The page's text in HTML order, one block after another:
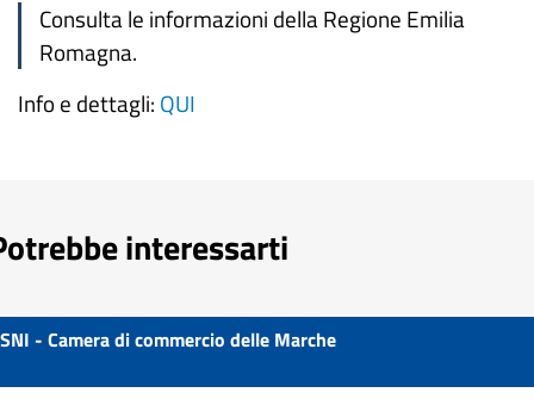
Consulta le informazioni della Regione Emilia
Romagna.
Info e dettagli: QUI
interessarti
SNI - Camera di commercio delle Marche